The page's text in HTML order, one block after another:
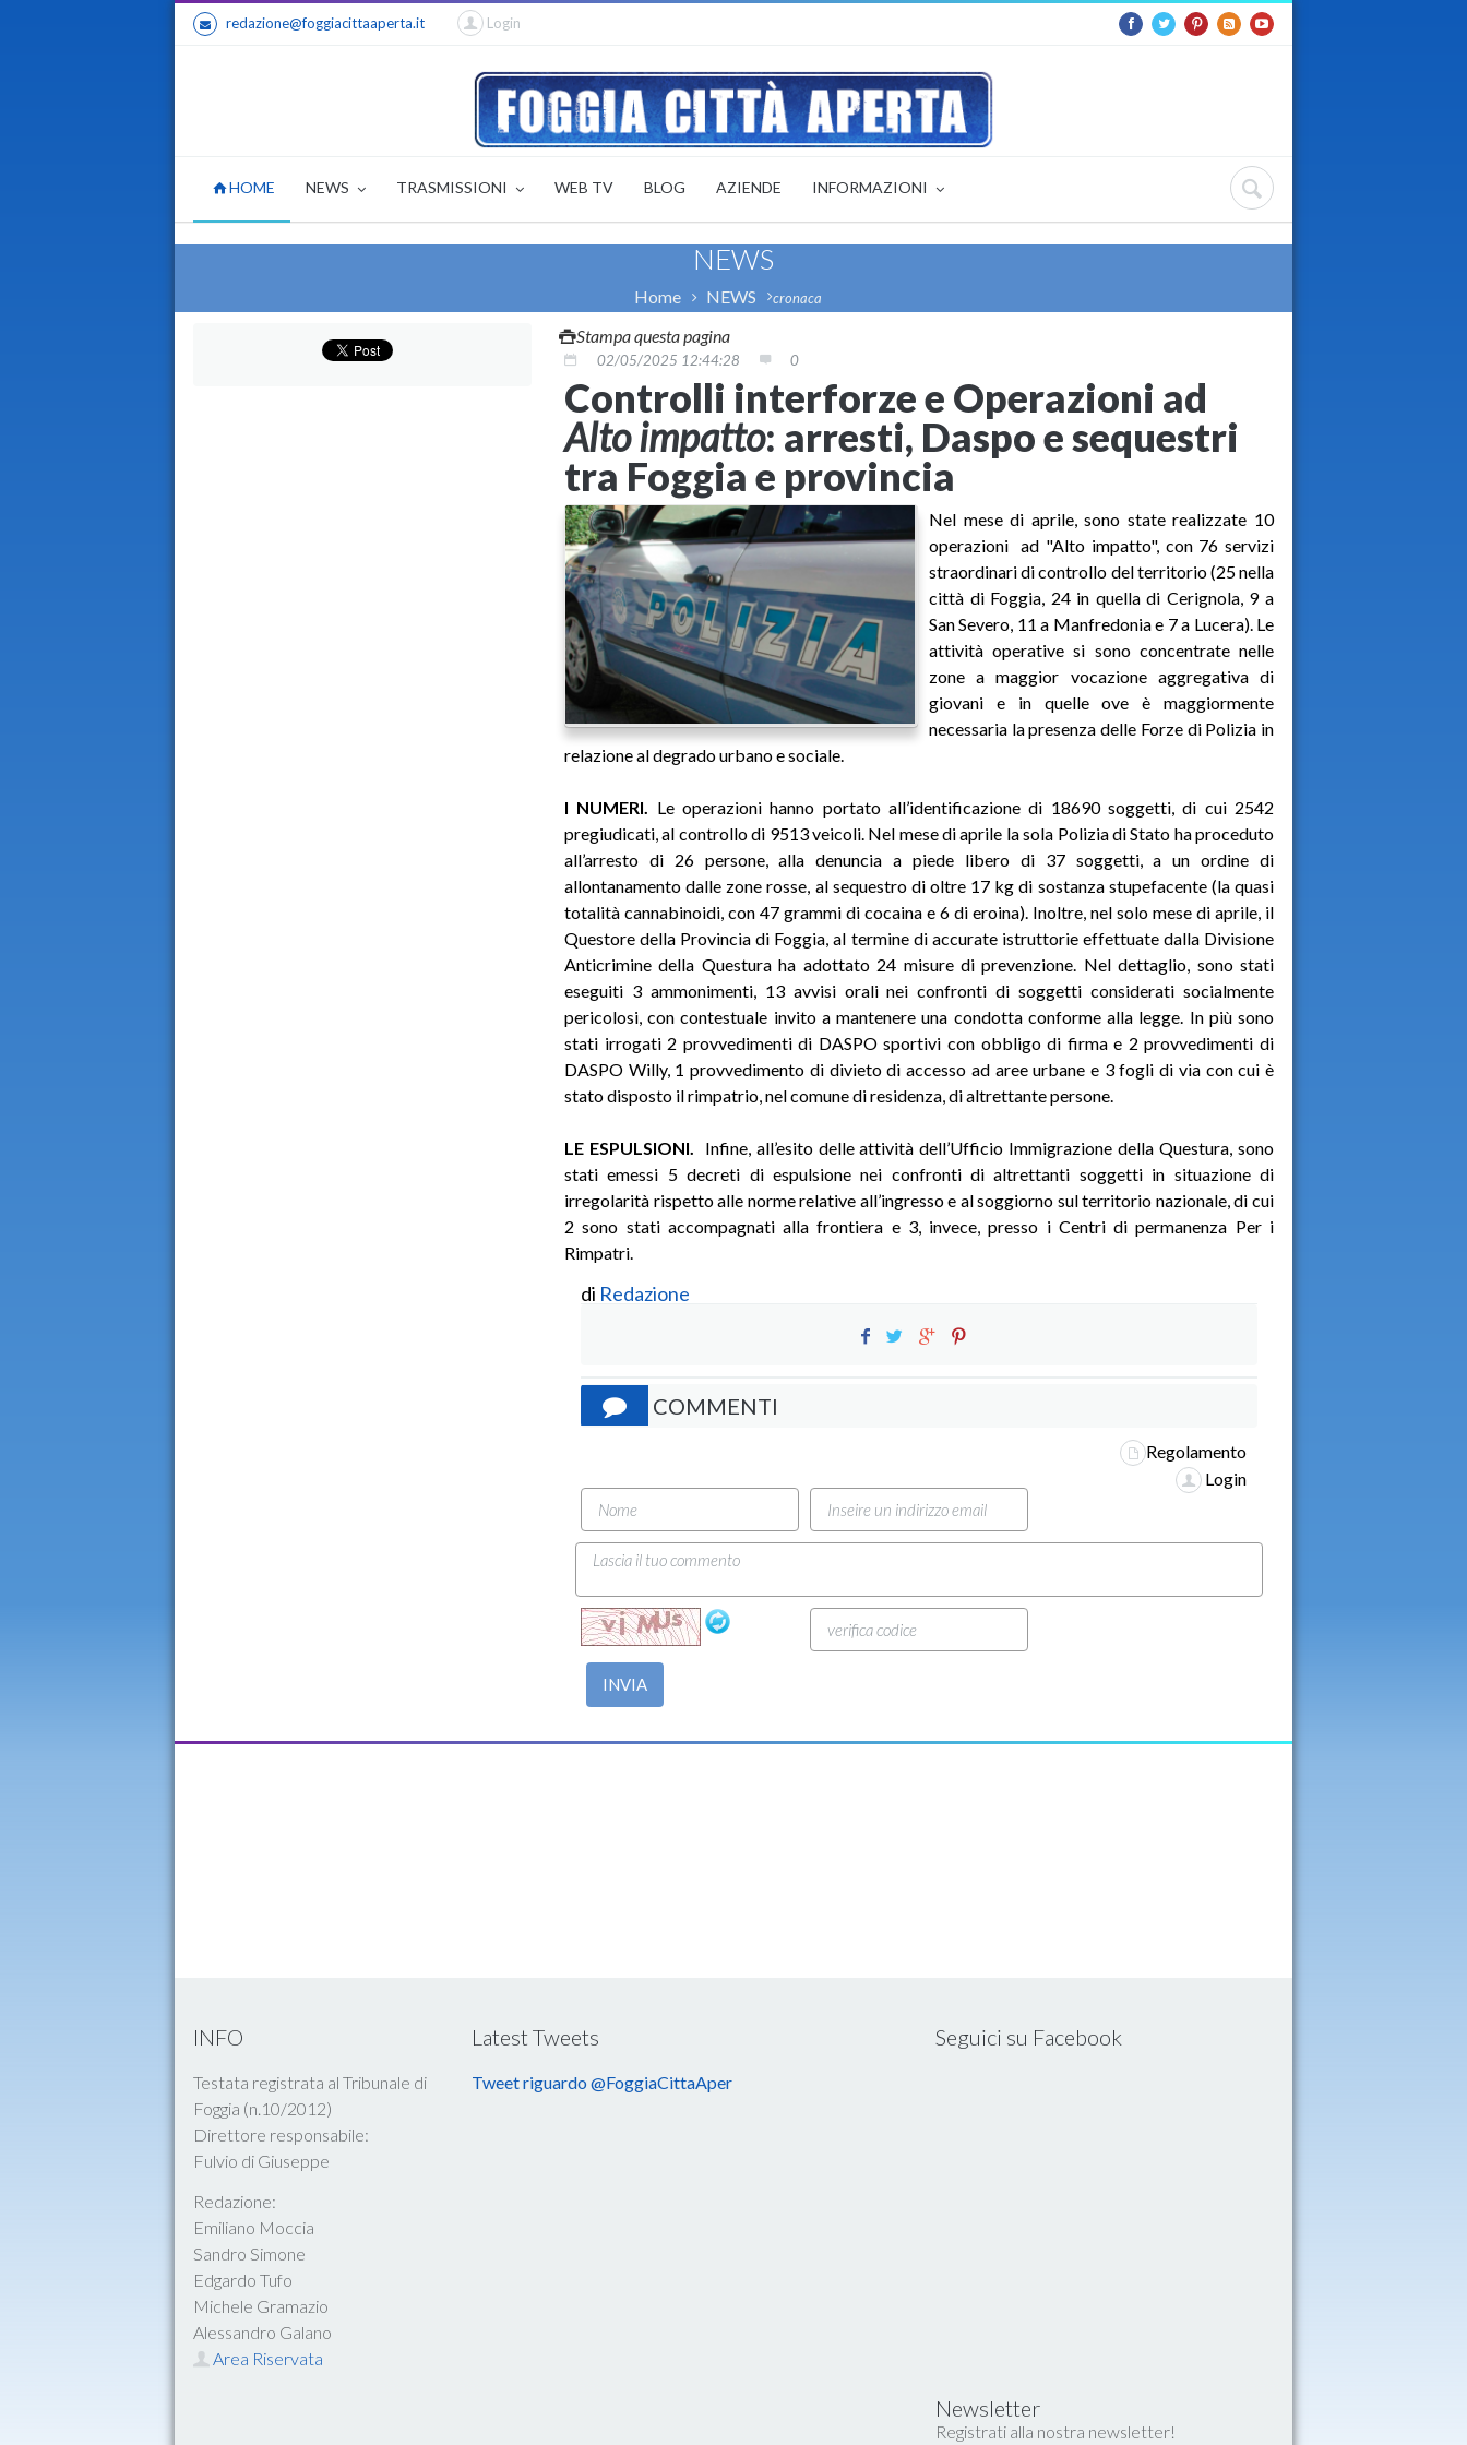
redazione@foggiacittaaperta.it Login
HOME NEWS TRASMISSIONI WEB TV BLOG AZIENDE INFORMAZIONI
NEWS
Home NEWS cronaca
Stampa questa pagina
02/05/2025 12:44:28 0
Controlli interforze e Operazioni ad
Alto impatto: arresti, Daspo e sequestri
tra Foggia e provincia
Nel mese di aprile, sono state realizzate 10
operazioni ad "Alto impatto", con 76 servizi
straordinari di controllo del territorio (25 nella
città di Foggia, 24 in quella di Cerignola, 9 a
San Severo, 11 a Manfredonia e 7 a Lucera). Le
attività operative si sono concentrate nelle
zone a maggior vocazione aggregativa di
giovani e in quelle ove è maggiormente
necessaria la presenza delle Forze di Polizia in
relazione al degrado urbano e sociale.
I NUMERI. Le operazioni hanno portato all’identificazione di 18690 soggetti, di cui 2542
pregiudicati, al controllo di 9513 veicoli. Nel mese di aprile la sola Polizia di Stato ha proceduto
all’arresto di 26 persone, alla denuncia a piede libero di 37 soggetti, a un ordine di
allontanamento dalle zone rosse, al sequestro di oltre 17 kg di sostanza stupefacente (la quasi
totalità cannabinoidi, con 47 grammi di cocaina e 6 di eroina). Inoltre, nel solo mese di aprile, il
Questore della Provincia di Foggia, al termine di accurate istruttorie effettuate dalla Divisione
Anticrimine della Questura ha adottato 24 misure di prevenzione. Nel dettaglio, sono stati
eseguiti 3 ammonimenti, 13 avvisi orali nei confronti di soggetti considerati socialmente
pericolosi, con contestuale invito a mantenere una condotta conforme alla legge. In più sono
stati irrogati 2 provvedimenti di DASPO sportivi con obbligo di firma e 2 provvedimenti di
DASPO Willy, 1 provvedimento di divieto di accesso ad aree urbane e 3 fogli di via con cui è
stato disposto il rimpatrio, nel comune di residenza, di altrettante persone.
LE ESPULSIONI. Infine, all’esito delle attività dell’Ufficio Immigrazione della Questura, sono
stati emessi 5 decreti di espulsione nei confronti di altrettanti soggetti in situazione di
irregolarità rispetto alle norme relative all’ingresso e al soggiorno sul territorio nazionale, di cui
2 sono stati accompagnati alla frontiera e 3, invece, presso i Centri di permanenza Per i
Rimpatri.
di Redazione
COMMENTI
Regolamento
Login
INVIA
INFO
Testata registrata al Tribunale di
Foggia (n.10/2012)
Direttore responsabile:
Fulvio di Giuseppe
Redazione:
Emiliano Moccia
Sandro Simone
Edgardo Tufo
Michele Gramazio
Alessandro Galano
Area Riservata
Latest Tweets
Tweet riguardo @FoggiaCittaAper
Seguici su Facebook
Newsletter
Registrati alla nostra newsletter!